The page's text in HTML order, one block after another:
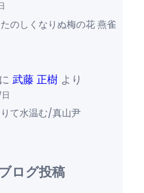
のしくなりぬ梅の花 燕雀
に武藤 正樹 より
て水温む/真山尹
ログ投稿